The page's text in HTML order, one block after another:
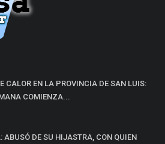
CALOR EN LA PROVINCIA DE SAN LUIS:
COMIENZA...
ABUSÓ DE SU HIJASTRA, CON QUIEN